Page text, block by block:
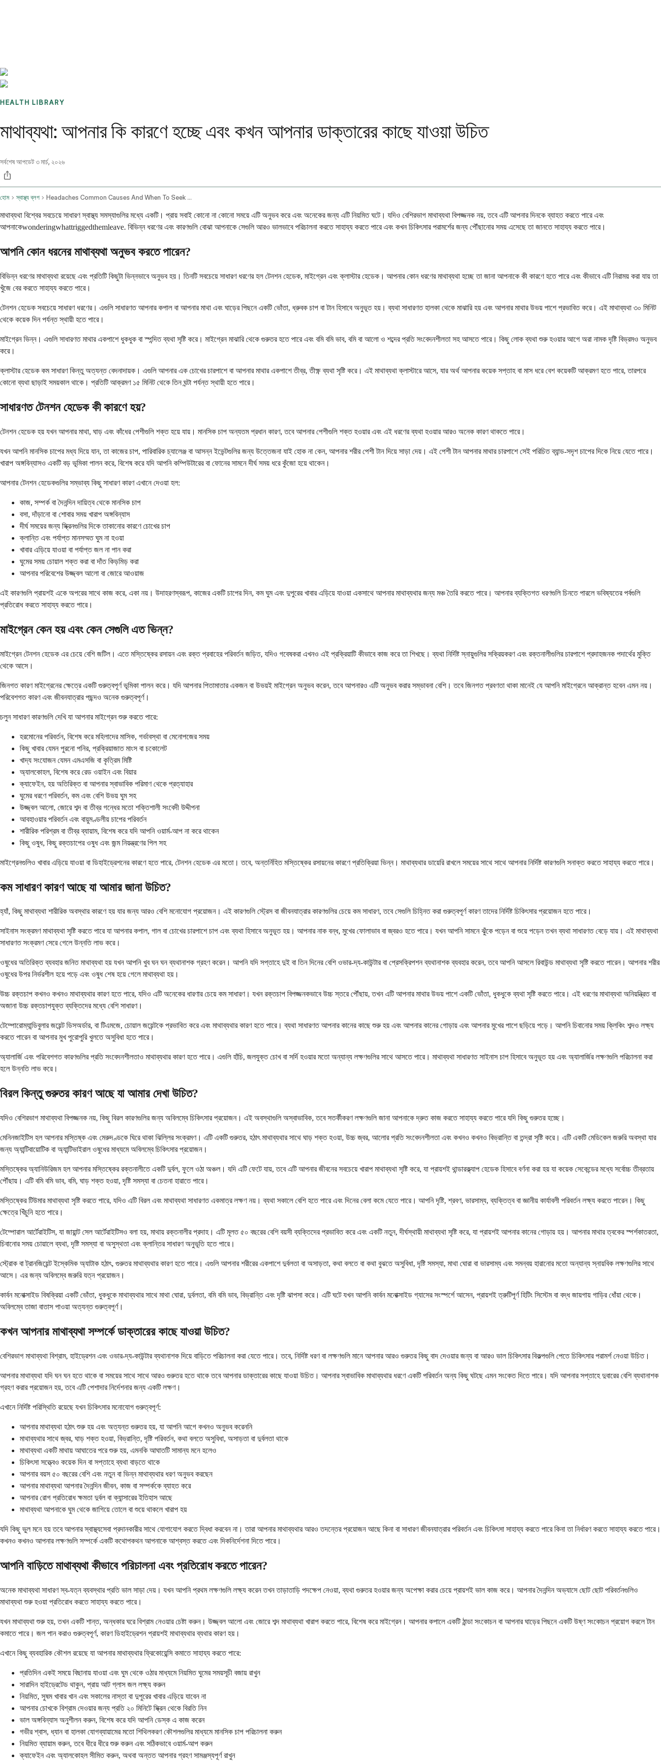
HEALTH LIBRARY
মাথাব্যথা: আপনার কি কারণে হচ্ছে এবং কখন আপনার ডাক্তারের কাছে যাওয়া উচিত
সর্বশেষ আপডেট৩ মার্চ, ২০২৬
হোম স্বাস্থ্য ব্লগ Headaches Common Causes And When To Seek Help
মাথাব্যথা বিশ্বের সবচেয়ে সাধারণ স্বাস্থ্য সমস্যাগুলির মধ্যে একটি। প্রায় সবাই কোনো না কোনো সময়ে এটি অনুভব করে এবং অনেকের জন্য এটি নিয়মিত ঘটে। যদিও বেশিরভাগ মাথাব্যথা বিপজ্জনক নয়, তবে এটি আপনার দিনকে ব্যাহত করতে পারে এবং
আপনাকেwonderingwhattriggedthemleave. বিভিন্ন ধরণের এবং কারণগুলি বোঝা আপনাকে সেগুলি আরও ভালভাবে পরিচালনা করতে সাহায্য করতে পারে এবং কখন চিকিৎসার পরামর্শের জন্য পৌঁছানোর সময় এসেছে তা জানতে সাহায্য করতে পারে।
আপনি কোন ধরনের মাথাব্যথা অনুভব করতে পারেন?
বিভিন্ন ধরণের মাথাব্যথা রয়েছে এবং প্রতিটি কিছুটা ভিন্নভাবে অনুভব হয়। তিনটি সবচেয়ে সাধারণ ধরণের হল টেনশন হেডেক, মাইগ্রেন এবং ক্লাস্টার হেডেক। আপনার কোন ধরণের মাথাব্যথা হচ্ছে তা জানা আপনাকে কী কারণে হতে পারে এবং কীভাবে এটি নিরাময় করা যায় তা
খুঁজে বের করতে সাহায্য করতে পারে।
টেনশন হেডেক সবচেয়ে সাধারণ ধরণের। এগুলি সাধারণত আপনার কপাল বা আপনার মাথা এবং ঘাড়ের পিছনে একটি ভোঁতা, ধ্রুবক চাপ বা টান হিসাবে অনুভূত হয়। ব্যথা সাধারণত হালকা থেকে মাঝারি হয় এবং আপনার মাথার উভয় পাশে প্রভাবিত করে। এই মাথাব্যথা ৩০ মিনিট
থেকে কয়েক দিন পর্যন্ত স্থায়ী হতে পারে।
মাইগ্রেন ভিন্ন। এগুলি সাধারণত মাথার একপাশে ধুকধুক বা স্পন্দিত ব্যথা সৃষ্টি করে। মাইগ্রেন মাঝারি থেকে গুরুতর হতে পারে এবং বমি বমি ভাব, বমি বা আলো ও শব্দের প্রতি সংবেদনশীলতা সহ আসতে পারে। কিছু লোক ব্যথা শুরু হওয়ার আগে অরা নামক দৃষ্টি বিভ্রমও অনুভব
করে।
ক্লাস্টার হেডেক কম সাধারণ কিন্তু অত্যন্ত বেদনাদায়ক। এগুলি আপনার এক চোখের চারপাশে বা আপনার মাথার একপাশে তীব্র, তীক্ষ্ণ ব্যথা সৃষ্টি করে। এই মাথাব্যথা ক্লাস্টারে আসে, যার অর্থ আপনার কয়েক সপ্তাহ বা মাস ধরে বেশ কয়েকটি আক্রমণ হতে পারে, তারপরে
কোনো ব্যথা ছাড়াই সময়কাল থাকে। প্রতিটি আক্রমণ ১৫ মিনিট থেকে তিন ঘন্টা পর্যন্ত স্থায়ী হতে পারে।
সাধারণত টেনশন হেডেক কী কারণে হয়?
টেনশন হেডেক হয় যখন আপনার মাথা, ঘাড় এবং কাঁধের পেশীগুলি শক্ত হয়ে যায়। মানসিক চাপ অন্যতম প্রধান কারণ, তবে আপনার পেশীগুলি শক্ত হওয়ার এবং এই ধরণের ব্যথা হওয়ার আরও অনেক কারণ থাকতে পারে।
যখন আপনি মানসিক চাপের মধ্য দিয়ে যান, তা কাজের চাপ, পারিবারিক চ্যালেঞ্জ বা আসন্ন ইভেন্টগুলির জন্য উত্তেজনা যাই হোক না কেন, আপনার শরীর পেশী টান দিয়ে সাড়া দেয়। এই পেশী টান আপনার মাথার চারপাশে সেই পরিচিত ব্যান্ড-সদৃশ চাপের দিকে নিয়ে যেতে পারে।
খারাপ অঙ্গবিন্যাসও একটি বড় ভূমিকা পালন করে, বিশেষ করে যদি আপনি কম্পিউটারের বা ফোনের সামনে দীর্ঘ সময় ধরে কুঁজো হয়ে থাকেন।
আপনার টেনশন হেডেকগুলির সম্ভাব্য কিছু সাধারণ কারণ এখানে দেওয়া হল:
কাজ, সম্পর্ক বা দৈনন্দিন দায়িত্ব থেকে মানসিক চাপ
বসা, দাঁড়ানো বা শোবার সময় খারাপ অঙ্গবিন্যাস
দীর্ঘ সময়ের জন্য স্ক্রিনগুলির দিকে তাকানোর কারণে চোখের চাপ
ক্লান্তি এবং পর্যাপ্ত মানসম্মত ঘুম না হওয়া
খাবার এড়িয়ে যাওয়া বা পর্যাপ্ত জল না পান করা
ঘুমের সময় চোয়াল শক্ত করা বা দাঁত কিড়মিড় করা
আপনার পরিবেশের উজ্জ্বল আলো বা জোরে আওয়াজ
এই কারণগুলি প্রায়শই একে অপরের সাথে কাজ করে, একা নয়। উদাহরণস্বরূপ, কাজের একটি চাপের দিন, কম ঘুম এবং দুপুরের খাবার এড়িয়ে যাওয়া একসাথে আপনার মাথাব্যথার জন্য মঞ্চ তৈরি করতে পারে। আপনার ব্যক্তিগত ধরণগুলি চিনতে পারলে ভবিষ্যতের পর্বগুলি
প্রতিরোধ করতে সাহায্য করতে পারে।
মাইগ্রেন কেন হয় এবং কেন সেগুলি এত ভিন্ন?
মাইগ্রেন টেনশন হেডেক এর চেয়ে বেশি জটিল। এতে মস্তিষ্কের রসায়ন এবং রক্ত ​​প্রবাহের পরিবর্তন জড়িত, যদিও গবেষকরা এখনও এই প্রক্রিয়াটি কীভাবে কাজ করে তা শিখছে। ব্যথা নির্দিষ্ট স্নায়ুগুলির সক্রিয়করণ এবং রক্তনালীগুলির চারপাশে প্রদাহজনক পদার্থের মুক্তি
থেকে আসে।
জিনগত কারণ মাইগ্রেনের ক্ষেত্রে একটি গুরুত্বপূর্ণ ভূমিকা পালন করে। যদি আপনার পিতামাতার একজন বা উভয়ই মাইগ্রেন অনুভব করেন, তবে আপনারও এটি অনুভব করার সম্ভাবনা বেশি। তবে জিনগত প্রবণতা থাকা মানেই যে আপনি মাইগ্রেনে আক্রান্ত হবেন এমন নয়।
পরিবেশগত কারণ এবং জীবনযাত্রার পছন্দও অনেক গুরুত্বপূর্ণ।
চলুন সাধারণ কারণগুলি দেখি যা আপনার মাইগ্রেন শুরু করতে পারে:
হরমোনের পরিবর্তন, বিশেষ করে মহিলাদের মাসিক, গর্ভাবস্থা বা মেনোপজের সময়
কিছু খাবার যেমন পুরনো পনির, প্রক্রিয়াজাত মাংস বা চকোলেট
খাদ্য সংযোজন যেমন এমএসজি বা কৃত্রিম মিষ্টি
অ্যালকোহল, বিশেষ করে রেড ওয়াইন এবং বিয়ার
ক্যাফেইন, হয় অতিরিক্ত বা আপনার স্বাভাবিক পরিমাণ থেকে প্রত্যাহার
ঘুমের ধরণে পরিবর্তন, কম এবং বেশি উভয় ঘুম সহ
উজ্জ্বল আলো, জোরে শব্দ বা তীব্র গন্ধের মতো শক্তিশালী সংবেদী উদ্দীপনা
আবহাওয়ার পরিবর্তন এবং বায়ুমণ্ডলীয় চাপের পরিবর্তন
শারীরিক পরিশ্রম বা তীব্র ব্যায়াম, বিশেষ করে যদি আপনি ওয়ার্ম-আপ না করে থাকেন
কিছু ওষুধ, কিছু রক্তচাপের ওষুধ এবং জন্ম নিয়ন্ত্রণের পিল সহ
মাইগ্রেনগুলিও খাবার এড়িয়ে যাওয়া বা ডিহাইড্রেশনের কারণে হতে পারে, টেনশন হেডেক এর মতো। তবে, অন্তর্নিহিত মস্তিষ্কের রসায়নের কারণে প্রতিক্রিয়া ভিন্ন। মাথাব্যথার ডায়েরি রাখলে সময়ের সাথে সাথে আপনার নির্দিষ্ট কারণগুলি সনাক্ত করতে সাহায্য করতে পারে।
কম সাধারণ কারণ আছে যা আমার জানা উচিত?
হ্যাঁ, কিছু মাথাব্যথা শারীরিক অবস্থার কারণে হয় যার জন্য আরও বেশি মনোযোগ প্রয়োজন। এই কারণগুলি স্ট্রেস বা জীবনযাত্রার কারণগুলির চেয়ে কম সাধারণ, তবে সেগুলি চিহ্নিত করা গুরুত্বপূর্ণ কারণ তাদের নির্দিষ্ট চিকিৎসার প্রয়োজন হতে পারে।
সাইনাস সংক্রমণ মাথাব্যথা সৃষ্টি করতে পারে যা আপনার কপাল, গাল বা চোখের চারপাশে চাপ এবং ব্যথা হিসাবে অনুভূত হয়। আপনার নাক বন্ধ, মুখের ফোলাভাব বা জ্বরও হতে পারে। যখন আপনি সামনে ঝুঁকে পড়েন বা শুয়ে পড়েন তখন ব্যথা সাধারণত বেড়ে যায়। এই মাথাব্যথা
সাধারণত সংক্রমণ সেরে গেলে উন্নতি লাভ করে।
ওষুধের অতিরিক্ত ব্যবহার জনিত মাথাব্যথা হয় যখন আপনি খুব ঘন ঘন ব্যথানাশক গ্রহণ করেন। আপনি যদি সপ্তাহে দুই বা তিন দিনের বেশি ওভার-দ্য-কাউন্টার বা প্রেসক্রিপশন ব্যথানাশক ব্যবহার করেন, তবে আপনি আসলে রিবাউন্ড মাথাব্যথা সৃষ্টি করতে পারেন। আপনার শরীর
ওষুধের উপর নির্ভরশীল হয়ে পড়ে এবং ওষুধ শেষ হয়ে গেলে মাথাব্যথা হয়।
উচ্চ রক্তচাপ কখনও কখনও মাথাব্যথার কারণ হতে পারে, যদিও এটি অনেকের ধারণার চেয়ে কম সাধারণ। যখন রক্তচাপ বিপজ্জনকভাবে উচ্চ স্তরে পৌঁছায়, তখন এটি আপনার মাথার উভয় পাশে একটি ভোঁতা, ধুকধুকে ব্যথা সৃষ্টি করতে পারে। এই ধরণের মাথাব্যথা অনিয়ন্ত্রিত বা
অজানা উচ্চ রক্তচাপযুক্ত ব্যক্তিদের মধ্যে বেশি সাধারণ।
টেম্পোরোম্যান্ডিবুলার জয়েন্ট ডিসঅর্ডার, বা টিএমজে, চোয়াল জয়েন্টকে প্রভাবিত করে এবং মাথাব্যথার কারণ হতে পারে। ব্যথা সাধারণত আপনার কানের কাছে শুরু হয় এবং আপনার কানের গোড়ায় এবং আপনার মুখের পাশে ছড়িয়ে পড়ে। আপনি চিবানোর সময় ক্লিকিং শব্দও লক্ষ্য
করতে পারেন বা আপনার মুখ পুরোপুরি খুলতে অসুবিধা হতে পারে।
অ্যালার্জি এবং পরিবেশগত কারণগুলির প্রতি সংবেদনশীলতাও মাথাব্যথার কারণ হতে পারে। এগুলি হাঁচি, জলযুক্ত চোখ বা সর্দি হওয়ার মতো অন্যান্য লক্ষণগুলির সাথে আসতে পারে। মাথাব্যথা সাধারণত সাইনাস চাপ হিসাবে অনুভূত হয় এবং অ্যালার্জির লক্ষণগুলি পরিচালনা করা
হলে উন্নতি লাভ করে।
বিরল কিন্তু গুরুতর কারণ আছে যা আমার দেখা উচিত?
যদিও বেশিরভাগ মাথাব্যথা বিপজ্জনক নয়, কিছু বিরল কারণগুলির জন্য অবিলম্বে চিকিৎসার প্রয়োজন। এই অবস্থাগুলি অস্বাভাবিক, তবে সতর্কীকরণ লক্ষণগুলি জানা আপনাকে দ্রুত কাজ করতে সাহায্য করতে পারে যদি কিছু গুরুতর হচ্ছে।
মেনিনজাইটিস হল আপনার মস্তিষ্ক এবং মেরুদণ্ডকে ঘিরে থাকা ঝিল্লির সংক্রমণ। এটি একটি গুরুতর, হঠাৎ মাথাব্যথার সাথে ঘাড় শক্ত হওয়া, উচ্চ জ্বর, আলোর প্রতি সংবেদনশীলতা এবং কখনও কখনও বিভ্রান্তি বা তন্দ্রা সৃষ্টি করে। এটি একটি মেডিকেল জরুরি অবস্থা যার
জন্য অ্যান্টিবায়োটিক বা অ্যান্টিভাইরাল ওষুধের মাধ্যমে অবিলম্বে চিকিৎসার প্রয়োজন।
মস্তিষ্কের অ্যানিউরিজম হল আপনার মস্তিষ্কের রক্তনালীতে একটি দুর্বল, ফুলে ওঠা অঞ্চল। যদি এটি ফেটে যায়, তবে এটি আপনার জীবনের সবচেয়ে খারাপ মাথাব্যথা সৃষ্টি করে, যা প্রায়শই থান্ডারক্ল্যাপ হেডেক হিসাবে বর্ণনা করা হয় যা কয়েক সেকেন্ডের মধ্যে সর্বোচ্চ তীব্রতায়
পৌঁছায়। এটি বমি বমি ভাব, বমি, ঘাড় শক্ত হওয়া, দৃষ্টি সমস্যা বা চেতনা হারাতে পারে।
মস্তিষ্কের টিউমার মাথাব্যথা সৃষ্টি করতে পারে, যদিও এটি বিরল এবং মাথাব্যথা সাধারণত একমাত্র লক্ষণ নয়। ব্যথা সকালে বেশি হতে পারে এবং দিনের বেলা কমে যেতে পারে। আপনি দৃষ্টি, শ্রবণ, ভারসাম্য, ব্যক্তিত্ব বা জ্ঞানীয় কার্যাবলী পরিবর্তন লক্ষ্য করতে পারেন। কিছু
ক্ষেত্রে খিঁচুনি হতে পারে।
টেম্পোরাল আর্টেরাইটিস, যা জায়ান্ট সেল আর্টেরাইটিসও বলা হয়, মাথায় রক্তনালীর প্রদাহ। এটি মূলত ৫০ বছরের বেশি বয়সী ব্যক্তিদের প্রভাবিত করে এবং একটি নতুন, দীর্ঘস্থায়ী মাথাব্যথা সৃষ্টি করে, যা প্রায়শই আপনার কানের গোড়ায় হয়। আপনার মাথার ত্বকের স্পর্শকাতরতা,
চিবানোর সময় চোয়ালে ব্যথা, দৃষ্টি সমস্যা বা অসুস্থতা এবং ক্লান্তির সাধারণ অনুভূতি হতে পারে।
স্ট্রোক বা ট্রানজিয়েন্ট ইস্কেমিক অ্যাটাক হঠাৎ, গুরুতর মাথাব্যথার কারণ হতে পারে। এগুলি আপনার শরীরের একপাশে দুর্বলতা বা অসাড়তা, কথা বলতে বা কথা বুঝতে অসুবিধা, দৃষ্টি সমস্যা, মাথা ঘোরা বা ভারসাম্য এবং সমন্বয় হারানোর মতো অন্যান্য স্নায়বিক লক্ষণগুলির সাথে
আসে। এর জন্য অবিলম্বে জরুরি যত্ন প্রয়োজন।
কার্বন মনোক্সাইড বিষক্রিয়া একটি ভোঁতা, ধুকধুকে মাথাব্যথার সাথে মাথা ঘোরা, দুর্বলতা, বমি বমি ভাব, বিভ্রান্তি এবং দৃষ্টি ঝাপসা করে। এটি ঘটে যখন আপনি কার্বন মনোক্সাইড গ্যাসের সংস্পর্শে আসেন, প্রায়শই ত্রুটিপূর্ণ হিটিং সিস্টেম বা বদ্ধ জায়গায় গাড়ির ধোঁয়া থেকে।
অবিলম্বে তাজা বাতাস পাওয়া অত্যন্ত গুরুত্বপূর্ণ।
কখন আপনার মাথাব্যথা সম্পর্কে ডাক্তারের কাছে যাওয়া উচিত?
বেশিরভাগ মাথাব্যথা বিশ্রাম, হাইড্রেশন এবং ওভার-দ্য-কাউন্টার ব্যথানাশক দিয়ে বাড়িতে পরিচালনা করা যেতে পারে। তবে, নির্দিষ্ট ধরণ বা লক্ষণগুলি মানে আপনার আরও গুরুতর কিছু বাদ দেওয়ার জন্য বা আরও ভাল চিকিৎসার বিকল্পগুলি পেতে চিকিৎসার পরামর্শ নেওয়া উচিত।
আপনার মাথাব্যথা যদি ঘন ঘন হতে থাকে বা সময়ের সাথে সাথে আরও গুরুতর হতে থাকে তবে আপনার ডাক্তারের কাছে যাওয়া উচিত। আপনার স্বাভাবিক মাথাব্যথার ধরণে একটি পরিবর্তন অন্য কিছু ঘটছে এমন সংকেত দিতে পারে। যদি আপনার সপ্তাহে দুবারের বেশি ব্যথানাশক
গ্রহণ করার প্রয়োজন হয়, তবে এটি পেশাদার নির্দেশনার জন্য একটি লক্ষণ।
এখানে নির্দিষ্ট পরিস্থিতি রয়েছে যখন চিকিৎসার মনোযোগ গুরুত্বপূর্ণ:
আপনার মাথাব্যথা হঠাৎ শুরু হয় এবং অত্যন্ত গুরুতর হয়, যা আপনি আগে কখনও অনুভব করেননি
মাথাব্যথার সাথে জ্বর, ঘাড় শক্ত হওয়া, বিভ্রান্তি, দৃষ্টি পরিবর্তন, কথা বলতে অসুবিধা, অসাড়তা বা দুর্বলতা থাকে
মাথাব্যথা একটি মাথায় আঘাতের পরে শুরু হয়, এমনকি আঘাতটি সামান্য মনে হলেও
চিকিৎসা সত্ত্বেও কয়েক দিন বা সপ্তাহে ব্যথা বাড়তে থাকে
আপনার বয়স ৫০ বছরের বেশি এবং নতুন বা ভিন্ন মাথাব্যথার ধরণ অনুভব করছেন
আপনার মাথাব্যথা আপনার দৈনন্দিন জীবন, কাজ বা সম্পর্ককে ব্যাহত করে
আপনার রোগ প্রতিরোধ ক্ষমতা দুর্বল বা ক্যান্সারের ইতিহাস আছে
মাথাব্যথা আপনাকে ঘুম থেকে জাগিয়ে তোলে বা শুয়ে থাকলে খারাপ হয়
যদি কিছু ভুল মনে হয় তবে আপনার স্বাস্থ্যসেবা প্রদানকারীর সাথে যোগাযোগ করতে দ্বিধা করবেন না। তারা আপনার মাথাব্যথার আরও তদন্তের প্রয়োজন আছে কিনা বা সাধারণ জীবনযাত্রার পরিবর্তন এবং চিকিৎসা সাহায্য করতে পারে কিনা তা নির্ধারণ করতে সাহায্য করতে পারে।
কখনও কখনও আপনার লক্ষণগুলি সম্পর্কে একটি কথোপকথন আপনাকে আশ্বস্ত করতে এবং দিকনির্দেশনা দিতে পারে।
আপনি বাড়িতে মাথাব্যথা কীভাবে পরিচালনা এবং প্রতিরোধ করতে পারেন?
অনেক মাথাব্যথা সাধারণ স্ব-যত্ন ব্যবস্থার প্রতি ভাল সাড়া দেয়। যখন আপনি প্রথম লক্ষণগুলি লক্ষ্য করেন তখন তাড়াতাড়ি পদক্ষেপ নেওয়া, ব্যথা গুরুতর হওয়ার জন্য অপেক্ষা করার চেয়ে প্রায়শই ভাল কাজ করে। আপনার দৈনন্দিন অভ্যাসে ছোট ছোট পরিবর্তনগুলিও
মাথাব্যথা শুরু হওয়া প্রতিরোধ করতে সাহায্য করতে পারে।
যখন মাথাব্যথা শুরু হয়, তখন একটি শান্ত, অন্ধকার ঘরে বিশ্রাম নেওয়ার চেষ্টা করুন। উজ্জ্বল আলো এবং জোরে শব্দ মাথাব্যথা খারাপ করতে পারে, বিশেষ করে মাইগ্রেন। আপনার কপালে একটি ঠান্ডা সংকোচন বা আপনার ঘাড়ের পিছনে একটি উষ্ণ সংকোচন প্রয়োগ করলে টান
কমাতে পারে। জল পান করাও গুরুত্বপূর্ণ, কারণ ডিহাইড্রেশন প্রায়শই মাথাব্যথার ব্যথার কারণ হয়।
এখানে কিছু ব্যবহারিক কৌশল রয়েছে যা আপনার মাথাব্যথার ফ্রিকোয়েন্সি কমাতে সাহায্য করতে পারে:
প্রতিদিন একই সময়ে বিছানায় যাওয়া এবং ঘুম থেকে ওঠার মাধ্যমে নিয়মিত ঘুমের সময়সূচী বজায় রাখুন
সারাদিন হাইড্রেটেড থাকুন, প্রায় আট গ্লাস জল লক্ষ্য করুন
নিয়মিত, সুষম খাবার খান এবং সকালের নাস্তা বা দুপুরের খাবার এড়িয়ে যাবেন না
আপনার চোখকে বিশ্রাম দেওয়ার জন্য প্রতি ২০ মিনিটে স্ক্রিন থেকে বিরতি নিন
ভাল অঙ্গবিন্যাস অনুশীলন করুন, বিশেষ করে যদি আপনি ডেস্ক এ কাজ করেন
গভীর শ্বাস, ধ্যান বা হালকা যোগব্যায়ামের মতো শিথিলকরণ কৌশলগুলির মাধ্যমে মানসিক চাপ পরিচালনা করুন
নিয়মিত ব্যায়াম করুন, তবে ধীরে ধীরে শুরু করুন এবং সঠিকভাবে ওয়ার্ম-আপ করুন
ক্যাফেইন এবং অ্যালকোহল সীমিত করুন, অথবা অন্তত আপনার গ্রহণ সামঞ্জস্যপূর্ণ রাখুন